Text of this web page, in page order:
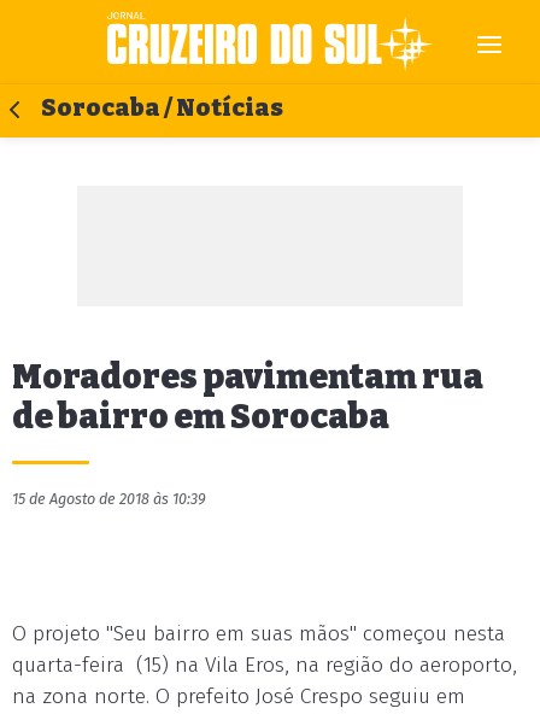
Sorocaba / Notícias
Moradores pavimentam rua
de bairro em Sorocaba
15 de Agosto de 2018 às 10:39
O projeto "Seu bairro em suas mãos" começou nesta
quarta-feira (15) na Vila Eros, na região do aeroporto,
na zona norte. O prefeito José Crespo seguiu em